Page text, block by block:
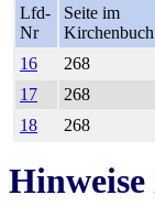
Lfd-
Nr
Seite im
Kirchenbuch
16
268
17
268
18
268